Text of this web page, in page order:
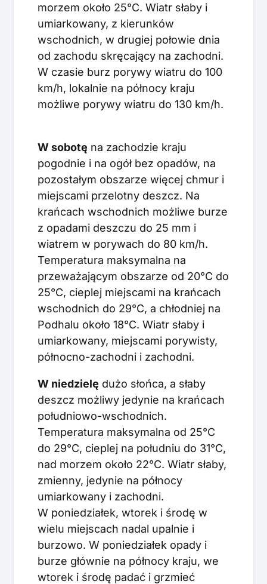
morzem około 25°C. Wiatr słaby i
umiarkowany, z kierunków
wschodnich, w drugiej połowie dnia
od zachodu skręcający na zachodni.
W czasie burz porywy wiatru do 100
km/h, lokalnie na północy kraju
możliwe porywy wiatru do 130 km/h.
W sobotę na zachodzie kraju
pogodnie i na ogół bez opadów, na
pozostałym obszarze więcej chmur i
miejscami przelotny deszcz. Na
krańcach wschodnich możliwe burze
z opadami deszczu do 25 mm i
wiatrem w porywach do 80 km/h.
Temperatura maksymalna na
przeważającym obszarze od 20°C do
25°C, cieplej miejscami na krańcach
wschodnich do 29°C, a chłodniej na
Podhalu około 18°C. Wiatr słaby i
umiarkowany, miejscami porywisty,
północno-zachodni i zachodni.
W niedzielę dużo słońca, a słaby
deszcz możliwy jedynie na krańcach
południowo-wschodnich.
Temperatura maksymalna od 25°C
do 29°C, cieplej na południu do 31°C,
nad morzem około 22°C. Wiatr słaby,
zmienny, jedynie na północy
umiarkowany i zachodni.
W poniedziałek, wtorek i środę w
wielu miejscach nadal upalnie i
burzowo. W poniedziałek opady i
burze głównie na północy kraju, we
wtorek i środę padać i grzmieć